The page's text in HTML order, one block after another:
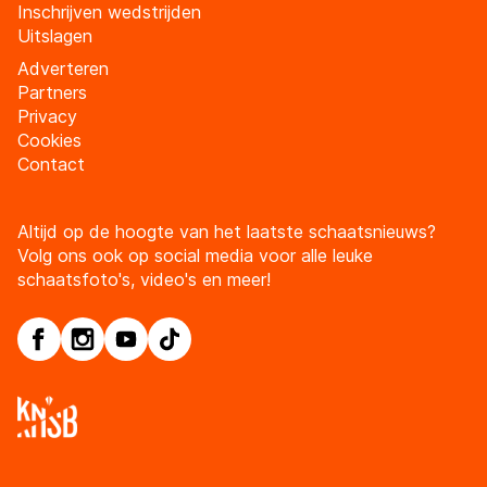
Inschrijven wedstrijden
Uitslagen
Adverteren
Partners
Privacy
Cookies
Contact
Altijd op de hoogte van het laatste schaatsnieuws?
Volg ons ook op social media voor alle leuke
schaatsfoto's, video's en meer!